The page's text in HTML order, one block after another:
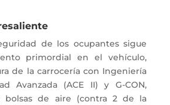
de los ocupantes sigue
primordial en el vehículo,
de la carrocería con Ingeniería
Avanzada (ACE II) y G-CON,
bolsas de aire (contra 2 de la